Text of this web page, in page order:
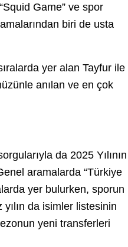
Game” ve spor
biri de usta
yer alan Tayfur ile
anılan ve en çok
da 2025 Yılının
aramalarda “Türkiye
yer bulurken, sporun
da isimler listesinin
yeni transferleri